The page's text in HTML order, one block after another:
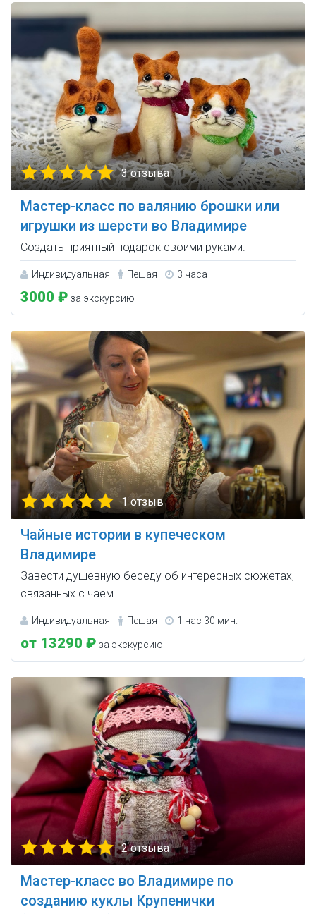
3 отзыва
Мастер-класс по валянию брошки или
игрушки из шерсти во Владимире
Создать приятный подарок своими руками.
Индивидуальная Пешая 3 часа
3000 ₽ за экскурсию
1 отзыв
Чайные истории в купеческом
Владимире
Завести душевную беседу об интересных сюжетах,
связанных с чаем.
Индивидуальная Пешая 1 час 30 мин.
от 13290 ₽ за экскурсию
2 отзыва
Мастер-класс во Владимире по
созданию куклы Крупенички